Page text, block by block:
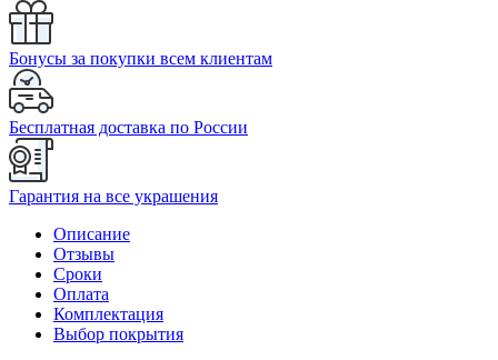
Бонусы за покупки всем клиентам
Бесплатная доставка по России
Гарантия на все украшения
Описание
Отзывы
Сроки
Оплата
Комплектация
Выбор покрытия